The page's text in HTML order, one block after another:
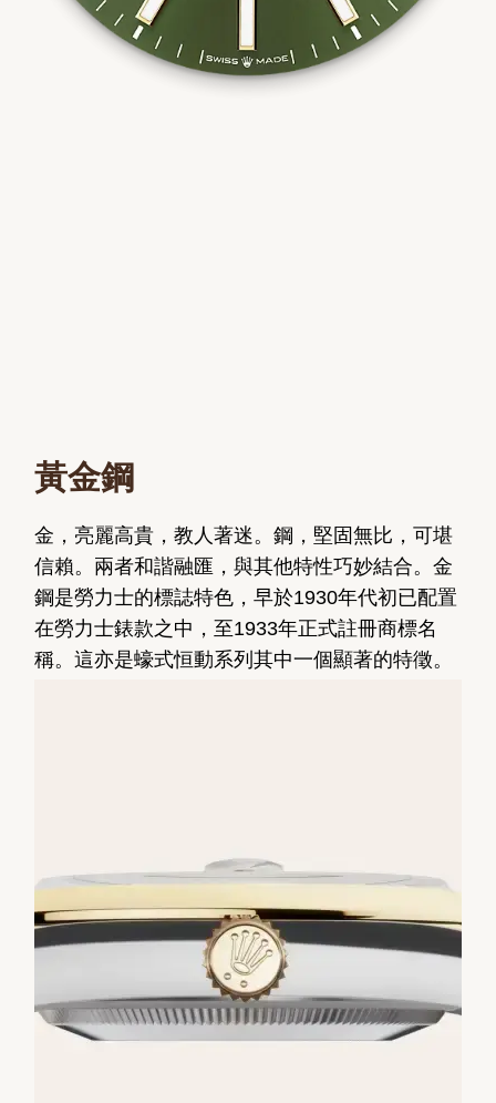
黃金鋼
金，亮麗高貴，教人著迷。鋼，堅固無比，可堪
信賴。兩者和諧融匯，與其他特性巧妙結合。金
鋼是勞力士的標誌特色，早於1930年代初已配置
在勞力士錶款之中，至1933年正式註冊商標名
稱。這亦是蠔式恒動系列其中一個顯著的特徵。